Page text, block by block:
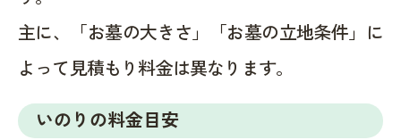
主に、「お墓の大きさ」「お墓の立地条件」に
よって見積もり料金は異なります。
いのりの料金目安